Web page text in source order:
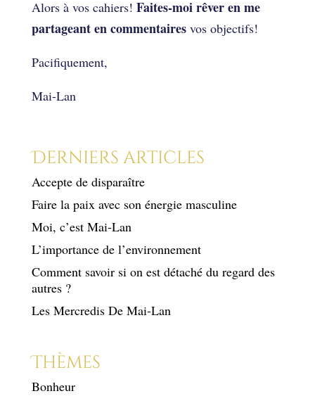
Alors à vos cahiers! Faites-moi rêver en me
partageant en commentairesvos objectifs!
Pacifiquement,
Mai-Lan
Derniers articles
Accepte de disparaître
Faire la paix avec son énergie masculine
Moi, c’est Mai-Lan
L’importance de l’environnement
Comment savoir si on est détaché du regard des
autres ?
Les Mercredis De Mai-Lan
Thèmes
Bonheur